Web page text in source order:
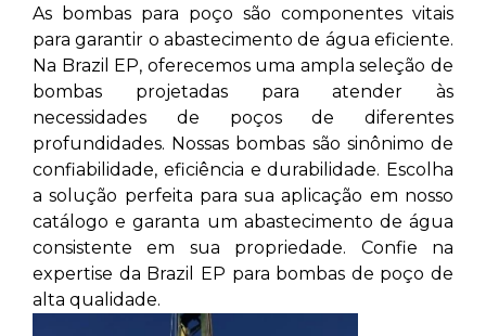
As bombas para poço são componentes vitais
para garantir o abastecimento de água eficiente.
Na Brazil EP, oferecemos uma ampla seleção de
bombas projetadas para atender às
necessidades de poços de diferentes
profundidades. Nossas bombas são sinônimo de
confiabilidade, eficiência e durabilidade. Escolha
a solução perfeita para sua aplicação em nosso
catálogo e garanta um abastecimento de água
consistente em sua propriedade. Confie na
expertise da Brazil EP para bombas de poço de
alta qualidade.